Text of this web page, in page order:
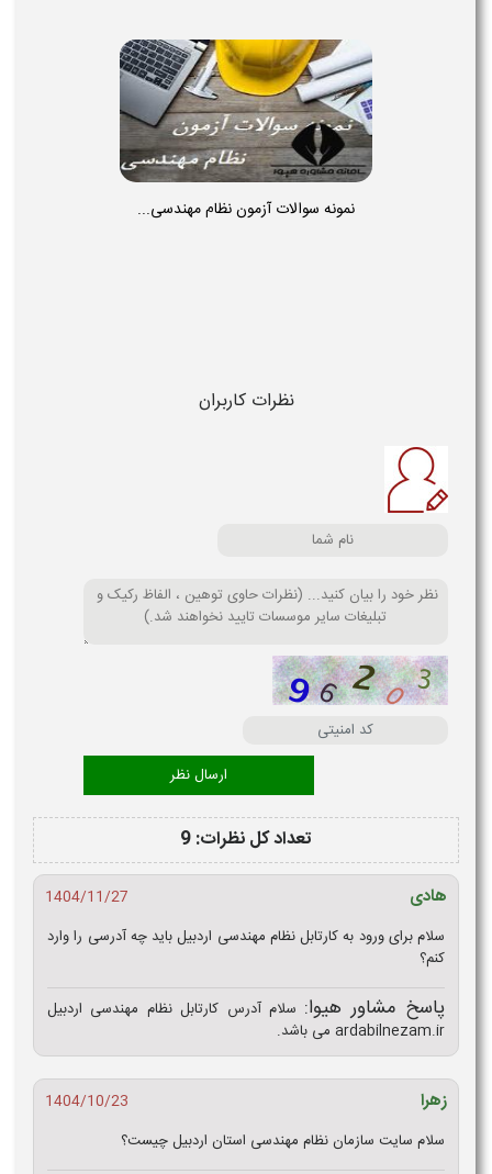
نمونه سوالات آزمون نظام مهندسی...
نظرات کاربران
تعداد کل نظرات: 9
هادی
1404/11/27
سلام برای ورود به کارتابل نظام مهندسی اردبیل باید چه آدرسی را وارد
کنم؟
پاسخ مشاور هیوا: سلام آدرس کارتابل نظام مهندسی اردبیل
ardabilnezam.ir می باشد.
زهرا
1404/10/23
سلام سایت سازمان نظام مهندسی استان اردبیل چیست؟